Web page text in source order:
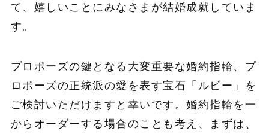
て、嬉しいことにみなさまが結婚成就していま
す。
プロポーズの鍵となる大変重要な婚約指輪、プ
ロポーズの正統派の愛を表す宝石「ルビー」を
ご検討いただけますと幸いです。婚約指輪を一
からオーダーする場合のことも考え、まずは、